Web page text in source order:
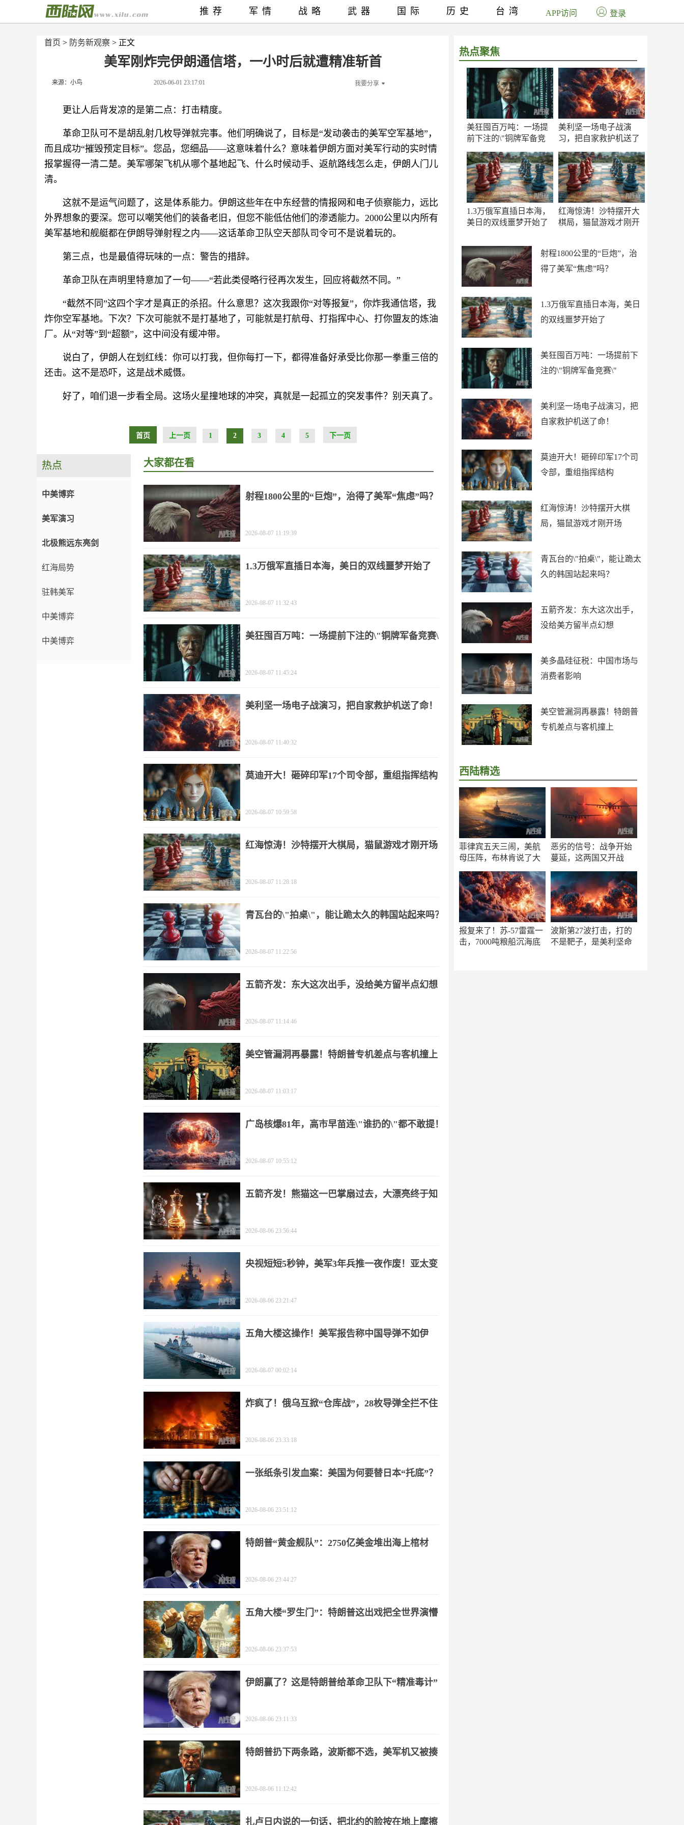
首页 > 防务新观察 > 正文
美军刚炸完伊朗通信塔，一小时后就遭精准斩首
来源：小鸟 2026-06-01 23:17:01 我要分享
更让人后背发凉的是第二点：打击精度。
革命卫队可不是胡乱射几枚导弹就完事。他们明确说了，目标是“发动袭击的美军空军基地”，
而且成功“摧毁预定目标”。您品，您细品——这意味着什么？意味着伊朗方面对美军行动的实时情
报掌握得一清二楚。美军哪架飞机从哪个基地起飞、什么时候动手、返航路线怎么走，伊朗人门儿
清。
这就不是运气问题了，这是体系能力。伊朗这些年在中东经营的情报网和电子侦察能力，远比
外界想象的要深。您可以嘲笑他们的装备老旧，但您不能低估他们的渗透能力。2000公里以内所有
美军基地和舰艇都在伊朗导弹射程之内——这话革命卫队空天部队司令可不是说着玩的。
第三点，也是最值得玩味的一点：警告的措辞。
革命卫队在声明里特意加了一句——“若此类侵略行径再次发生，回应将截然不同。”
“截然不同”这四个字才是真正的杀招。什么意思？这次我跟你“对等报复”，你炸我通信塔，我
炸你空军基地。下次？下次可能就不是打基地了，可能就是打航母、打指挥中心、打你盟友的炼油
厂。从“对等”到“超额”，这中间没有缓冲带。
说白了，伊朗人在划红线：你可以打我，但你每打一下，都得准备好承受比你那一拳重三倍的
还击。这不是恐吓，这是战术威慑。
好了，咱们退一步看全局。这场火星撞地球的冲突，真就是一起孤立的突发事件？别天真了。
首页 上一页 1 2 3 4 5 下一页
热点聚焦
美狂囤百万吨：一场提
前下注的\"铜牌军备竞
美利坚一场电子战演
习，把自家救护机送了
1.3万俄军直插日本海，
美日的双线噩梦开始了
红海惊涛！沙特摆开大
棋局，猫鼠游戏才刚开
射程1800公里的“巨炮”，治
得了美军“焦虑”吗？
1.3万俄军直插日本海，美日
的双线噩梦开始了
美狂囤百万吨：一场提前下
注的\"铜牌军备竞赛\"
美利坚一场电子战演习，把
自家救护机送了命！
莫迪开大！砸碎印军17个司
令部，重组指挥结构
红海惊涛！沙特摆开大棋
局，猫鼠游戏才刚开场
青瓦台的\"拍桌\"，能让跪太
久的韩国站起来吗？
五箭齐发：东大这次出手，
没给美方留半点幻想
美多晶硅征税：中国市场与
消费者影响
美空管漏洞再暴露！特朗普
专机差点与客机撞上
西陆精选
菲律宾五天三闹，美航
母压阵，布林肯说了大
恶劣的信号：战争开始
蔓延，这两国又开战
报复来了！苏-57雷霆一
击，7000吨粮船沉海底
波斯第27波打击，打的
不是靶子，是美利坚命
推荐 军情 战略 武器 国际 历史 台湾 APP访问 登录
热点
中美博弈
美军演习
北极熊远东亮剑
红海局势
驻韩美军
中美博弈
中美博弈
大家都在看
射程1800公里的“巨炮”，治得了美军“焦虑”吗？
2026-08-07 11:19:39
1.3万俄军直插日本海，美日的双线噩梦开始了
2026-08-07 11:32:43
美狂囤百万吨：一场提前下注的\"铜牌军备竞赛\"
2026-08-07 11:45:24
美利坚一场电子战演习，把自家救护机送了命！
2026-08-07 11:40:32
莫迪开大！砸碎印军17个司令部，重组指挥结构
2026-08-07 10:59:58
红海惊涛！沙特摆开大棋局，猫鼠游戏才刚开场
2026-08-07 11:28:18
青瓦台的\"拍桌\"，能让跪太久的韩国站起来吗？
2026-08-07 11:22:56
五箭齐发：东大这次出手，没给美方留半点幻想
2026-08-07 11:14:46
美空管漏洞再暴露！特朗普专机差点与客机撞上
2026-08-07 11:03:17
广岛核爆81年，高市早苗连\"谁扔的\"都不敢提！
2026-08-07 10:55:12
五箭齐发！熊猫这一巴掌扇过去，大漂亮终于知
2026-08-06 23:56:44
央视短短5秒钟，美军3年兵推一夜作废！亚太变
2026-08-06 23:21:47
五角大楼这操作！美军报告称中国导弹不如伊
2026-08-07 00:02:14
炸疯了！俄乌互掀“仓库战”，28枚导弹全拦不住
2026-08-06 23:33:18
一张纸条引发血案：美国为何要替日本“托底”？
2026-08-06 23:51:12
特朗普“黄金舰队”：2750亿美金堆出海上棺材
2026-08-06 23:44:27
五角大楼“罗生门”：特朗普这出戏把全世界演懵
2026-08-06 23:37:53
伊朗赢了？这是特朗普给革命卫队下“精准毒计”
2026-08-06 23:11:33
特朗普扔下两条路，波斯都不选，美军机又被揍
2026-08-06 11:12:42
扎卢日内说的一句话，把北约的脸按在地上摩擦